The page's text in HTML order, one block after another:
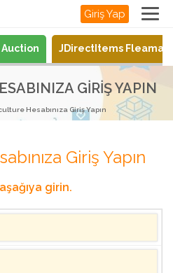
Giriş Yap
JDirectItems
GIRIŞ YAPIN
Hesabınıza Giriş Yapın
Giriş Yapın
girin.